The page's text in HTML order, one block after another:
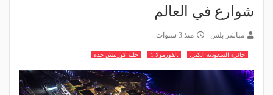
شوارع في العالم
مباشر بلس منذ 3 سنوات
جائزة السعودية الكبرى الفورمولا 1 حلبة كورنيش جدة